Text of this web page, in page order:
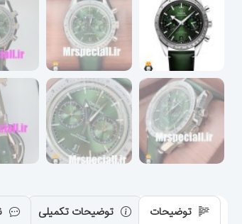
توضیحات توضیحات تکمیلی